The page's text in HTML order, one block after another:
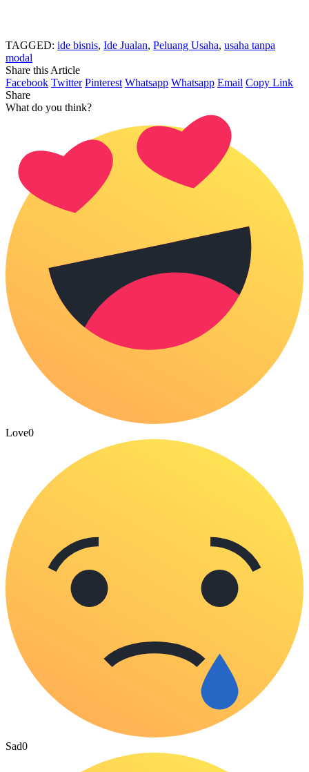
TAGGED: ide bisnis, Ide Jualan, Peluang Usaha, usaha tanpa
modal
Share this Article
Facebook Twitter Pinterest Whatsapp Whatsapp Email Copy Link
Share
What do you think?
Love0
Sad0